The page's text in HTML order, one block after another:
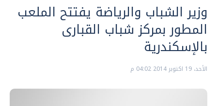
وزير الشباب والرياضة يفتتح الملعب
المطور بمركز شباب القبارى
بالإسكندرية
الأحد، 19 اكتوبر 2014 04:02 م